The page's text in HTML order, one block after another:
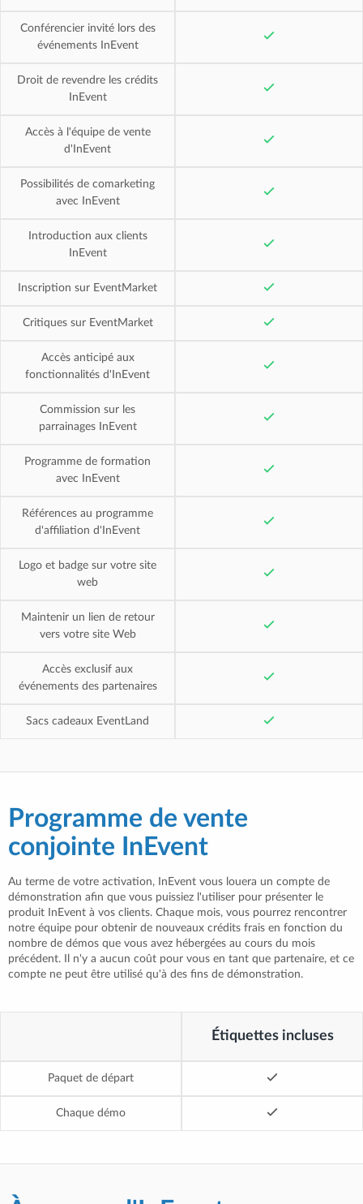
Conférencier invité lors des
événements InEvent
Droit de revendre les crédits
InEvent
Accès à l'équipe de vente
d'InEvent
Possibilités de comarketing
avec InEvent
Introduction aux clients
InEvent
Inscription sur EventMarket
Critiques sur EventMarket
Accès anticipé aux
fonctionnalités d'InEvent
Commission sur les
parrainages InEvent
Programme de formation
avec InEvent
Références au programme
d'affiliation d'InEvent
Logo et badge sur votre site
web
Maintenir un lien de retour
vers votre site Web
Accès exclusif aux
événements des partenaires
Sacs cadeaux EventLand
Programme de vente
conjointe InEvent
Au terme de votre activation, InEvent vous louera un compte de
démonstration afin que vous puissiez l'utiliser pour présenter le
produit InEvent à vos clients. Chaque mois, vous pourrez rencontrer
notre équipe pour obtenir de nouveaux crédits frais en fonction du
nombre de démos que vous avez hébergées au cours du mois
précédent. Il n'y a aucun coût pour vous en tant que partenaire, et ce
compte ne peut être utilisé qu'à des fins de démonstration.
Étiquettes incluses
Paquet de départ
Chaque démo